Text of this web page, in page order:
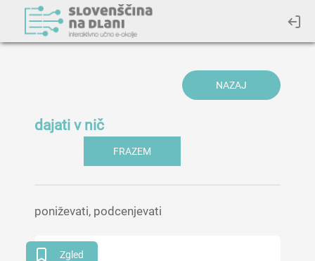
NAZAJ
dajati v nič
FRAZEM
poniževati, podcenjevati
Zgled